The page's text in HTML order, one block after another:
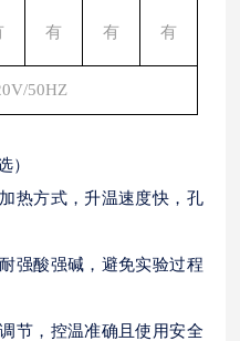
有 有 有
50HZ
）
热方式，升温速度快，孔
强酸强碱，避免实验过程
节，控温准确且使用安全